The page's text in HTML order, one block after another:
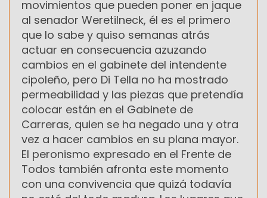
movimientos que pueden poner en jaque
al senador Weretilneck, él es el primero
que lo sabe y quiso semanas atrás
actuar en consecuencia azuzando
cambios en el gabinete del intendente
cipoleño, pero Di Tella no ha mostrado
permeabilidad y las piezas que pretendía
colocar están en el Gabinete de
Carreras, quien se ha negado una y otra
vez a hacer cambios en su plana mayor.
El peronismo expresado en el Frente de
Todos también afronta este momento
con una convivencia que quizá todavía